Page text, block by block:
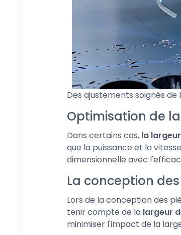
Des ajustements soignés
Optimisation de
Dans certains cas, la
que la puissance et la
dimensionnelle avec
La conception
Lors de la conception des
tenir compte de la largeur
minimiser l'impact de la